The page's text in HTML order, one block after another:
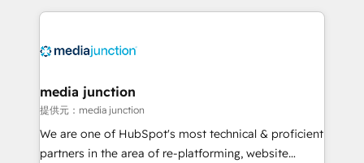
methodologies. As Latin America's largest HubSpot
offer unparalleled insights. Operating in five
Mexico, USA, and Portugal—we've executed over a
hundred successful operations. Our approach,
rooted in RevOps principles, integrates analysis,
training, planning, and qualification. Leveraging
media junction
提供元：media junction
We are one of HubSpot's most technical & proficient
partners in the area of re-platforming, website